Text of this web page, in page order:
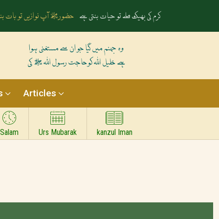
رخِ حضورﷺ کا صدقہ یہ دن چمکتا ہے آپ ﷺ کی زلفوں کے
وہ جہنم میں گیا جو ان سے مستغنی ہوا
ہے خلیل اللہ کوحاجت رسول اللہ ﷺ کی
Articles
Salam Urs Mubarak kanzul Iman